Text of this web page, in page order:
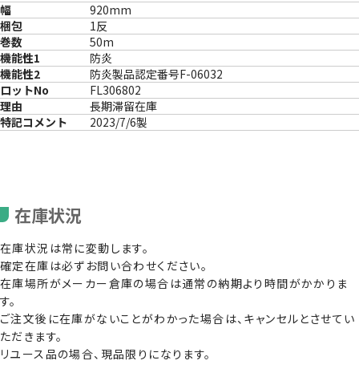
幅
920mm
梱包
1反
巻数
50m
機能性1
防炎
機能性2
防炎製品認定番号F-06032
ロットNo
FL306802
理由
長期滞留在庫
特記コメント
2023/7/6製
在庫状況
在庫状況は常に変動します。
確定在庫は必ずお問い合わせください。
在庫場所がメーカー倉庫の場合は通常の納期より時間がかかりま
す。
ご注文後に在庫がないことがわかった場合は、キャンセルとさせてい
ただきます。
リユース品の場合、現品限りになります。